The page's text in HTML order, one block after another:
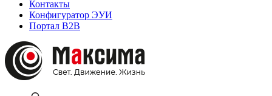
Контакты
Конфигуратор ЭУИ
Портал B2B